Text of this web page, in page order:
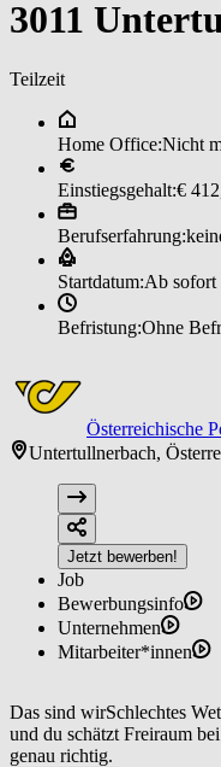
3011
Teilzeit
Home Office:Nicht
Einstiegsgehalt:€
Berufserfahrung:
Startdatum:Ab sofort
Befristung:Ohne
Österreichische
Untertullnerbach,
Jetzt bewerben!
Job
Bewerbungsinfo
Unternehmen
Mitarbeiter*innen
Das sind wirSchlechtes
und du schätzt Freiraum
genau richtig.